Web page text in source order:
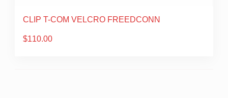
CLIP T-COM VELCRO FREEDCONN
$110.00